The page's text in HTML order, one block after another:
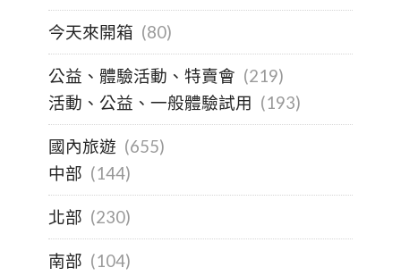
今天來開箱 (80)
公益、體驗活動、特賣會 (219)
活動、公益、一般體驗試用 (193)
國內旅遊 (655)
中部 (144)
北部 (230)
南部 (104)